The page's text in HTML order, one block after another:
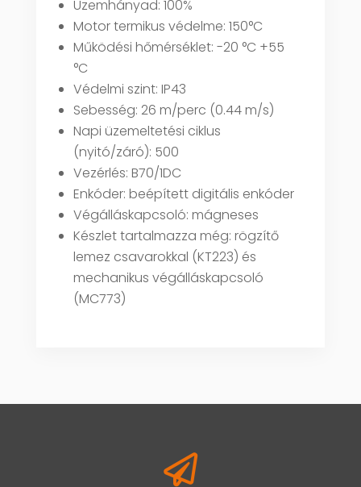
Üzemhányad: 100%
Motor termikus védelme: 150°C
Működési hőmérséklet: -20 °C +55
°C
Védelmi szint: IP43
Sebesség: 26 m/perc (0.44 m/s)
Napi üzemeltetési ciklus
(nyitó/záró): 500
Vezérlés: B70/1DC
Enkóder: beépített digitális enkóder
Végálláskapcsoló: mágneses
Készlet tartalmazza még: rögzítő
lemez csavarokkal (KT223) és
mechanikus végálláskapcsoló
(MC773)
